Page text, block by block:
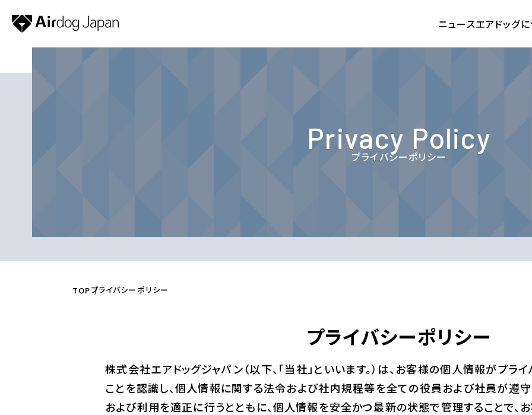
ニュースエアドッグ
Privacy Policy
プライバシーポリシー
TOPプライバシーポリシー
プライバシーポリシー
株式会社エアドッグジャパン（以下、「当社」といいます。）は、お客様の個人情報がプ
ことを認識し、個人情報に関する法令および社内規程等を全ての役員および社員が遵
および利用を適正に行うとともに、個人情報を安全かつ最新の状態で管理することで、